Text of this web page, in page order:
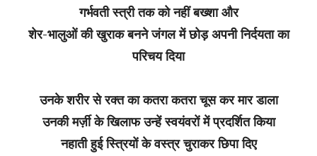
गर्भवती स्त्री तक को नहीं बख्शा और
शेर-भालुओं की खुराक बनने जंगल में छोड़ अपनी निर्दयता का
परिचय दिया
उनके शरीर से रक्त का कतरा कतरा चूस कर मार डाला
उनकी मर्ज़ी के खिलाफ उन्हें स्वयंवरों में प्रदर्शित किया
नहाती हुई स्त्रियों के वस्त्र चुराकर छिपा दिए